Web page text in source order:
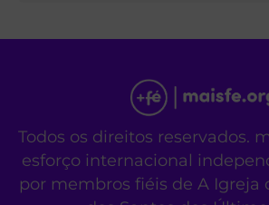
Todos os direitos reservados.
esforço internacional
por membros fiéis de A Igreja